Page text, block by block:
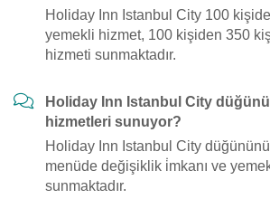
Holiday Inn Istanbul City 100
yemekli hizmet, 100 kişiden 350
hizmeti sunmaktadır.
Holiday Inn Istanbul City
hizmetleri sunuyor?
Holiday Inn Istanbul City
menüde değişiklik i̇mkanı ve
sunmaktadır.